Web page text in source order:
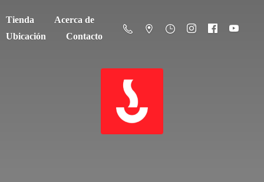
Tienda
Acerca de
Ubicación
Contacto